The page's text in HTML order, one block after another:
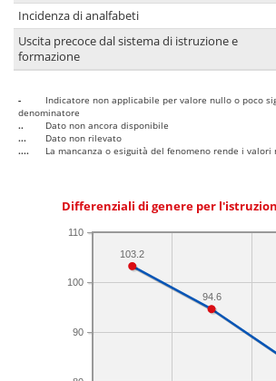
Incidenza di analfabeti
Uscita precoce dal sistema di istruzione e
formazione
-
Indicatore non applicabile per valore nullo o poco
denominatore
..
Dato non ancora disponibile
...
Dato non rilevato
....
La mancanza o esiguità del fenomeno rende i valori
Differenziali di genere per
90
100
110
94.6
103.2